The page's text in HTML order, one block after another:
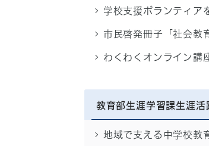
学校支援ボランティア
市民啓発冊子「社会教
わくわくオンライン講
教育部生涯学習課生涯活
地域で支える中学校教